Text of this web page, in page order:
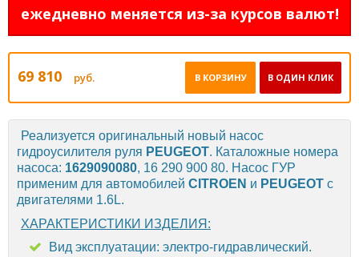
ежедневно меняется из-за курсов валют!
69 810 руб. В ОДИН КЛИК
В КОРЗИНУ
Реализуется оригинальный новый насос
гидроусилителя руля PEUGEOT. Каталожные номера
насоса: 1629090080, 16 290 900 80. Насос ГУР
применим для автомобилей CITROEN и PEUGEOT с
двигателями 1.6L.
ХАРАКТЕРИСТИКИ ИЗДЕЛИЯ:
Вид эксплуатации: электро-гидравлический.